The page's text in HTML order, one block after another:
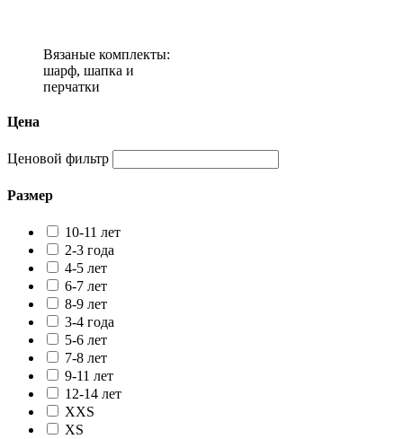
Вязаные комплекты:
шарф, шапка и
перчатки
Цена
Ценовой фильтр
Размер
10-11 лет
2-3 года
4-5 лет
6-7 лет
8-9 лет
3-4 года
5-6 лет
7-8 лет
9-11 лет
12-14 лет
XXS
XS